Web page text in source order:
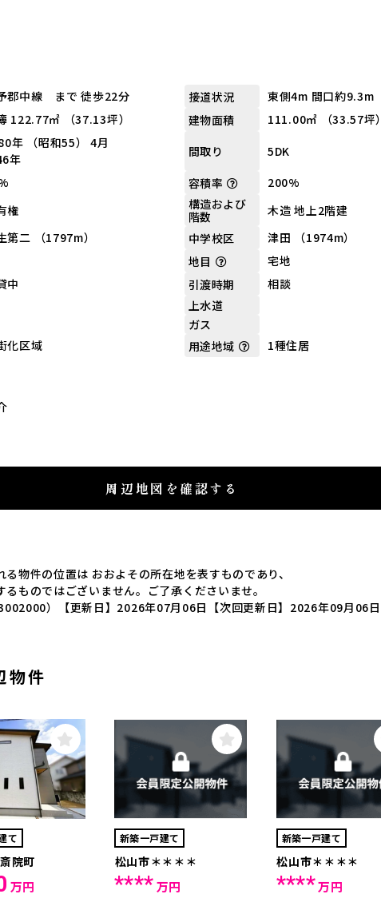
郡中線 まで 徒歩22分 接道状況
東側4m 間口約9.3m
122.77㎡ （37.13坪） 建物面積
111.00㎡ （33.57坪）
年 （昭和55） 4月
年
間取り
5DK
容積率
200%
権
構造および
階数
木造 地上2階建
第二 （1797m） 中学校区
津田 （1974m）
地目
宅地
中 引渡時期
相談
上水道
ガス
化区域 用途地域
1種住居
周辺地図を確認する
物件の位置は おおよその所在地を表すものであり、
ものではございません。ご了承くださいませ。
）
【更新日】2026年07月06日 【次回更新日】2026年09月06日
物件
て
院町
万円
新築一戸建て
松山市＊＊＊＊
****万円
新築一戸建て
松山市＊＊＊＊
****万円